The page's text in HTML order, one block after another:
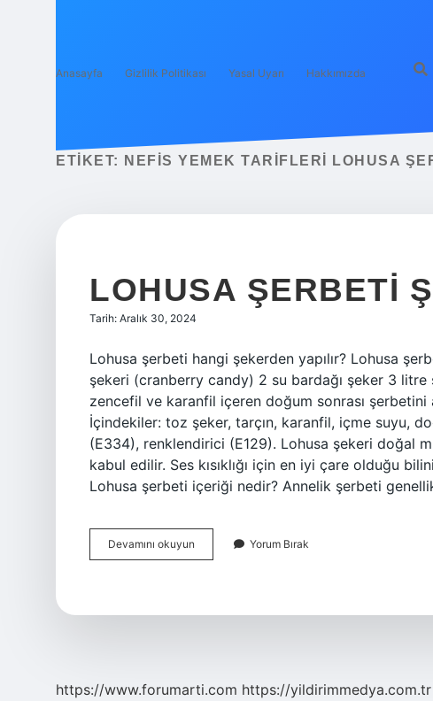
Anasayfa Gizlilik Politikası Yasal Uyarı Hakkımızda
ETIKET: NEFIS YEMEK TARIFLERI LOHUSA
LOHUSA ŞERBETI
Tarih: Aralık 30, 2024
Lohusa şerbeti hangi şekerden yapılır? Lohusa
şekeri (cranberry candy) 2 su bardağı şeker 3 litre
zencefil ve karanfil içeren doğum sonrası şerbetini
İçindekiler: toz şeker, tarçın, karanfil, içme suyu,
(E334), renklendirici (E129). Lohusa şekeri doğal
kabul edilir. Ses kısıklığı için en iyi çare olduğu
Lohusa şerbeti içeriği nedir? Annelik şerbeti
Devamını okuyun
Şerbeti
Yorum Bırak
https://www.forumarti.com https://yildirimmedya.com.tr